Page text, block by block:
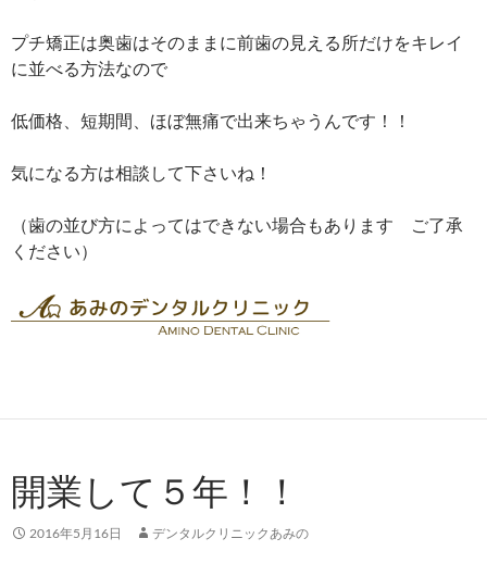
プチ矯正は奥歯はそのままに前歯の見える所だけをキレイ
に並べる方法なので
低価格、短期間、ほぼ無痛で出来ちゃうんです！！
気になる方は相談して下さいね！
（歯の並び方によってはできない場合もあります ご了承
ください）
開業して５年！！
2016年5月16日 デンタルクリニックあみの